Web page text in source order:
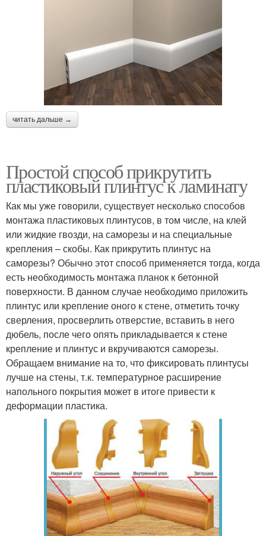
читать дальше →
Простой способ прикрутить
пластиковый плинтус к ламинату
Как мы уже говорили, существует несколько способов
монтажа пластиковых плинтусов, в том числе, на клей
или жидкие гвозди, на саморезы и на специальные
крепления – скобы. Как прикрутить плинтус на
саморезы? Обычно этот способ применяется тогда, когда
есть необходимость монтажа планок к бетонной
поверхности. В данном случае необходимо приложить
плинтус или крепление оного к стене, отметить точку
сверления, просверлить отверстие, вставить в него
дюбель, после чего опять прикладывается к стене
крепление и плинтус и вкручиваются саморезы.
Обращаем внимание на то, что фиксировать плинтусы
лучше на стены, т.к. температурное расширение
напольного покрытия может в итоге привести к
деформации пластика.